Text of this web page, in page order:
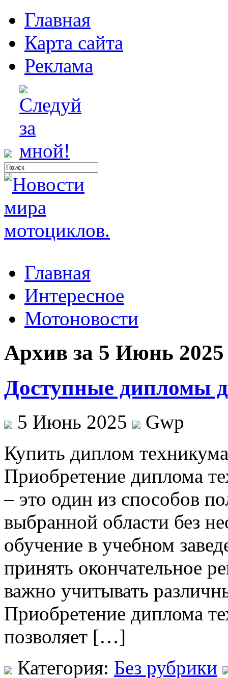
Главная
Карта сайта
Реклама
Главная
Интересное
Мотоновости
Архив за 5 Июнь 2025
Доступные дипломы
5 Июнь 2025
Gwp
Купить диплoм
Приобретение диплома
– это один из способов
выбранной области без
обучение в учебном
принять окончательное
важно учитывать
Приобретение диплома
позволяет […]
Категория: Без рубрики